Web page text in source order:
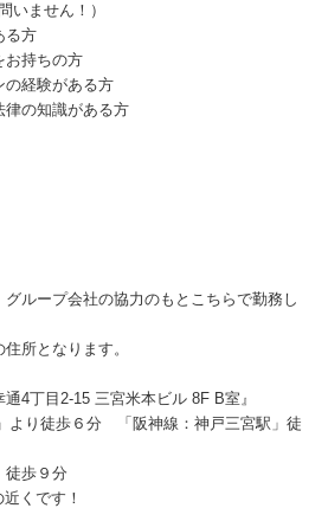
いません！）
る方
持ちの方
経験がある方
の知識がある方
ループ会社の協力のもとこちらで勤務し
所となります。
4丁目2‐15 三宮米本ビル 8F B室』
より徒歩６分 「阪神線：神戸三宮駅」徒
歩９分
くです！